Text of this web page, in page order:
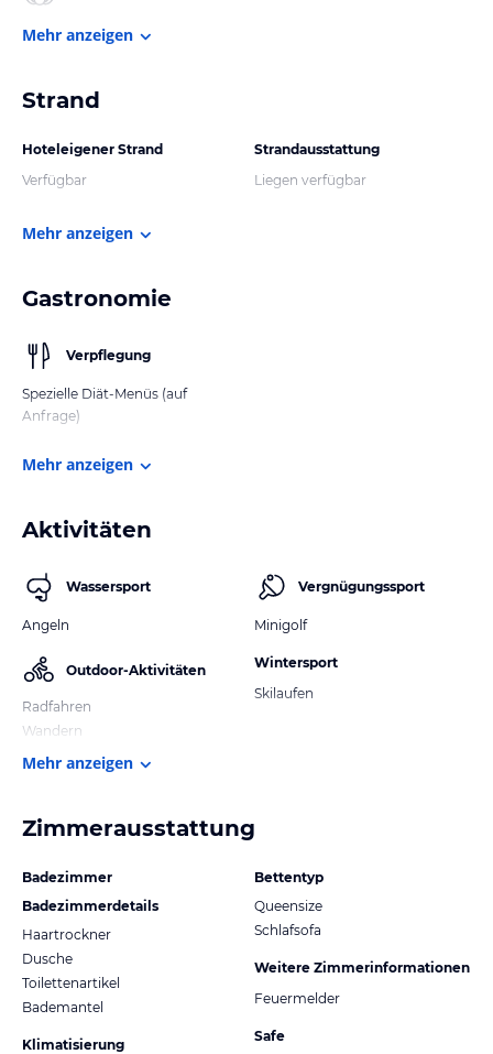
Mehr anzeigen
Strand
Hoteleigener Strand
Verfügbar
Strandausstattung
Liegen verfügbar
Mehr anzeigen
Gastronomie
Verpflegung
Spezielle Diät-Menüs (auf
Anfrage)
Mehr anzeigen
Aktivitäten
Wassersport
Angeln
Outdoor-Aktivitäten
Radfahren
Wandern
Vergnügungssport
Minigolf
Wintersport
Skilaufen
Mehr anzeigen
Zimmerausstattung
Badezimmer
Badezimmerdetails
Haartrockner
Dusche
Toilettenartikel
Bademantel
Klimatisierung
Bettentyp
Queensize
Schlafsofa
Weitere Zimmerinformationen
Feuermelder
Safe